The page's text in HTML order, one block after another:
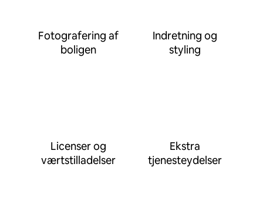
Fotografering af
boligen
Indretning og
styling
Licenser og
værtstilladelser
Ekstra
tjenesteydelser